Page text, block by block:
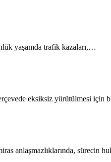
yaşamda trafik kazaları,…
eksiksiz yürütülmesi için
anlaşmazlıklarında, sürecin